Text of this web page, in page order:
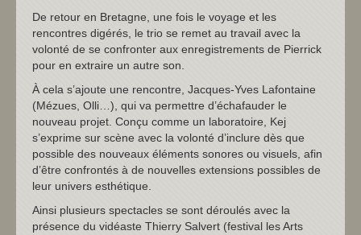
De retour en Bretagne, une fois le voyage et les
rencontres digérés, le trio se remet au travail avec la
volonté de se confronter aux enregistrements de Pierrick
pour en extraire un autre son.
À cela s’ajoute une rencontre, Jacques-Yves Lafontaine
(Mézues, Olli…), qui va permettre d’échafauder le
nouveau projet. Conçu comme un laboratoire, Kej
s’exprime sur scène avec la volonté d’inclure dès que
possible des nouveaux éléments sonores ou visuels, afin
d’être confrontés à de nouvelles extensions possibles de
leur univers esthétique.
Ainsi plusieurs spectacles se sont déroulés avec la
présence du vidéaste Thierry Salvert (festival les Arts